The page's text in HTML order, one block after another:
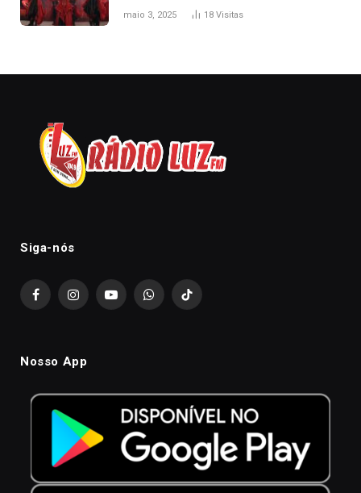
onde assistir
maio 3, 2025 18 Visitas
Siga-nós
FacebookInstagramYouTubeWhatsAppTikTok
Nosso App